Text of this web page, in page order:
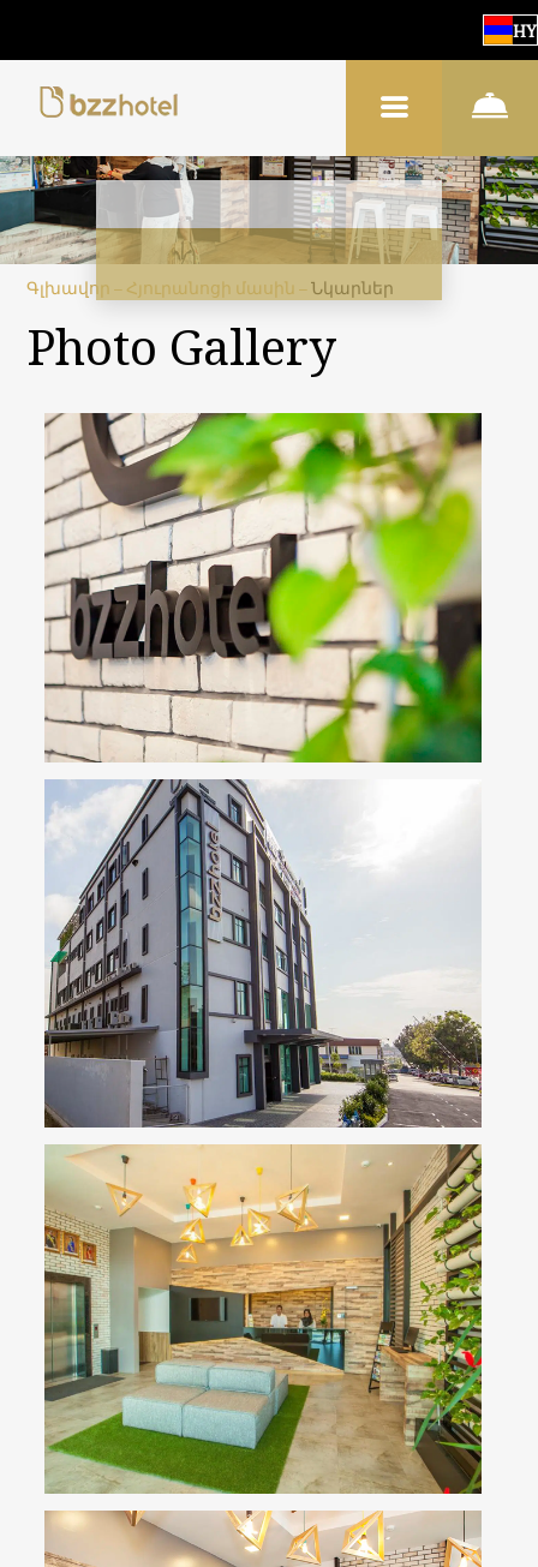
HY
Գլխավոր – Հյուրանոցի մասին –Նկարներ
Photo Gallery